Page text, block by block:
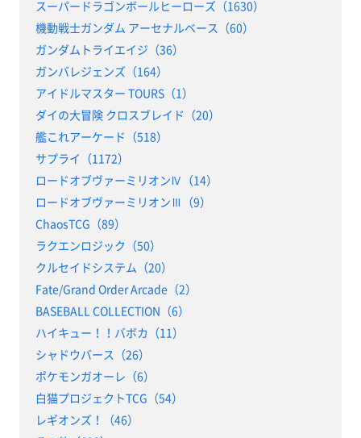
スーパードラゴンボールヒーローズ（1630）
機動戦士ガンダム アーセナルベース（60）
ガンダムトライエイジ（36）
ガンバレジェンズ（164）
アイドルマスター TOURS（1）
ダイの大冒険 クロスブレイド（20）
艦これアーケード（518）
サプライ（1172）
ロードオブヴァーミリオンⅣ（14）
ロードオブヴァーミリオンⅢ（9）
ChaosTCG（89）
ラクエンロジック（50）
クルセイドシステム（20）
Fate/Grand Order Arcade（2）
BASEBALL COLLECTION（6）
ハイキュー！！バボカ（11）
シャドウバース（26）
ポケモンガオーレ（6）
白猫プロジェクトTCG（54）
レギオンズ！（46）